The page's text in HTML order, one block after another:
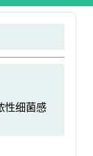
性细菌感